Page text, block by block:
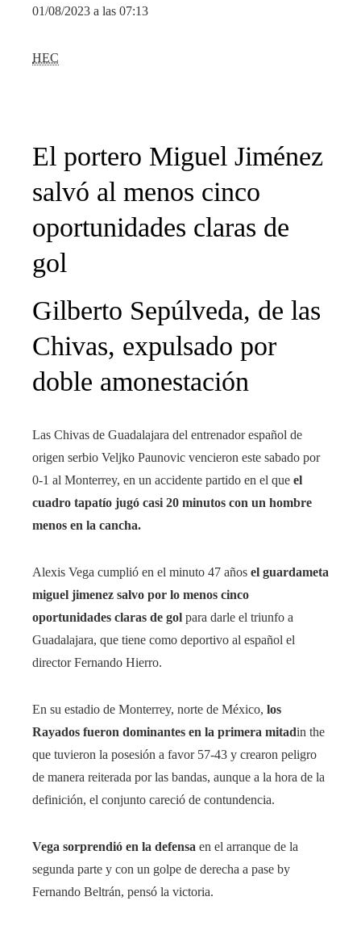
01/08/2023 a las 07:13
HEC
El portero Miguel Jiménez
salvó al menos cinco
oportunidades claras de
gol
Gilberto Sepúlveda, de las
Chivas, expulsado por
doble amonestación
Las Chivas de Guadalajara del entrenador español de
origen serbio Veljko Paunovic vencieron este sabado por
0-1 al Monterrey, en un accidente partido en el que el
cuadro tapatío jugó casi 20 minutos con un hombre
menos en la cancha.
Alexis Vega cumplió en el minuto 47 años el guardameta
miguel jimenez salvo por lo menos cinco
oportunidades claras de gol para darle el triunfo a
Guadalajara, que tiene como deportivo al español el
director Fernando Hierro.
En su estadio de Monterrey, norte de México, los
Rayados fueron dominantes en la primera mitadin the
que tuvieron la posesión a favor 57-43 y crearon peligro
de manera reiterada por las bandas, aunque a la hora de la
definición, el conjunto careció de contundencia.
Vega sorprendió en la defensa en el arranque de la
segunda parte y con un golpe de derecha a pase by
Fernando Beltrán, pensó la victoria.